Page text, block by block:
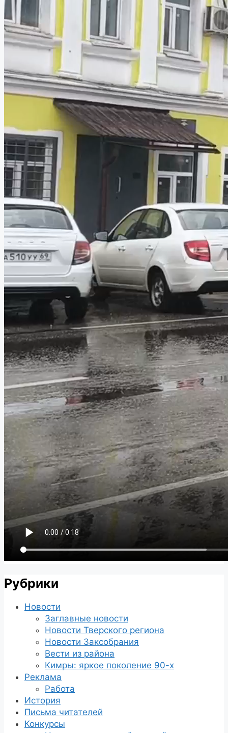
Рубрики
Новости
Заглавные новости
Новости Тверского региона
Новости Заксобрания
Вести из района
Кимры: яркое поколение 90-х
Реклама
Работа
История
Письма читателей
Конкурсы